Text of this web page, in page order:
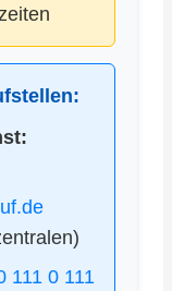
111 0 111